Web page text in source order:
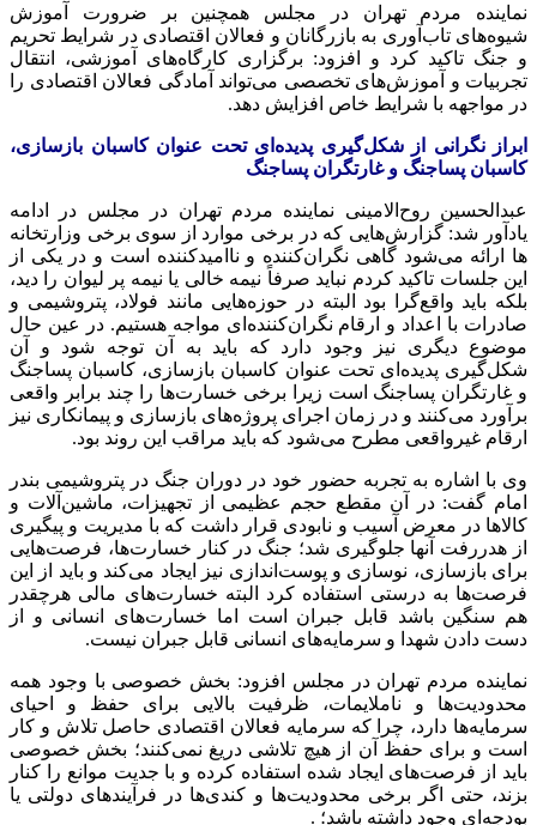
نماینده مردم تهران در مجلس همچنین بر ضرورت آموزش
شیوه‌های تاب‌آوری به بازرگانان و فعالان اقتصادی در شرایط تحریم
و جنگ تاکید کرد و افزود: برگزاری کارگاه‌های آموزشی، انتقال
تجربیات و آموزش‌های تخصصی می‌تواند آمادگی فعالان اقتصادی را
در مواجهه با شرایط خاص افزایش دهد.
ابراز نگرانی از شکل‌گیری پدیده‌ای تحت عنوان کاسبان بازسازی،
کاسبان پساجنگ و غارتگران پساجنگ
عبدالحسین روح‌الامینی نماینده مردم تهران در مجلس در ادامه
یادآور شد: گزارش‌هایی که در برخی موارد از سوی برخی وزارتخانه
ها ارائه می‌شود گاهی نگران‌کننده و ناامیدکننده است و در یکی از
این جلسات تاکید کردم نباید صرفاً نیمه خالی یا نیمه پر لیوان را دید،
بلکه باید واقع‌گرا بود البته در حوزه‌هایی مانند فولاد، پتروشیمی و
صادرات با اعداد و ارقام نگران‌کننده‌ای مواجه هستیم. در عین حال
موضوع دیگری نیز وجود دارد که باید به آن توجه شود و آن
شکل‌گیری پدیده‌ای تحت عنوان کاسبان بازسازی، کاسبان پساجنگ
و غارتگران پساجنگ است زیرا برخی خسارت‌ها را چند برابر واقعی
برآورد می‌کنند و در زمان اجرای پروژه‌های بازسازی و پیمانکاری نیز
ارقام غیرواقعی مطرح می‌شود که باید مراقب این روند بود.
وی با اشاره به تجربه حضور خود در دوران جنگ در پتروشیمی بندر
امام گفت: در آن مقطع حجم عظیمی از تجهیزات، ماشین‌آلات و
کالاها در معرض آسیب و نابودی قرار داشت که با مدیریت و پیگیری
از هدررفت آنها جلوگیری شد؛ جنگ در کنار خسارت‌ها، فرصت‌هایی
برای بازسازی، نوسازی و پوست‌اندازی نیز ایجاد می‌کند و باید از این
فرصت‌ها به درستی استفاده کرد البته خسارت‌های مالی هرچقدر
هم سنگین باشد قابل جبران است اما خسارت‌های انسانی و از
دست دادن شهدا و سرمایه‌های انسانی قابل جبران نیست.
نماینده مردم تهران در مجلس افزود: بخش خصوصی با وجود همه
محدودیت‌ها و ناملایمات، ظرفیت بالایی برای حفظ و احیای
سرمایه‌ها دارد، چرا که سرمایه فعالان اقتصادی حاصل تلاش و کار
است و برای حفظ آن از هیچ تلاشی دریغ نمی‌کنند؛ بخش خصوصی
باید از فرصت‌های ایجاد شده استفاده کرده و با جدیت موانع را کنار
بزند، حتی اگر برخی محدودیت‌ها و کندی‌ها در فرآیندهای دولتی یا
بودجه‌ای وجود داشته باشد؛ .